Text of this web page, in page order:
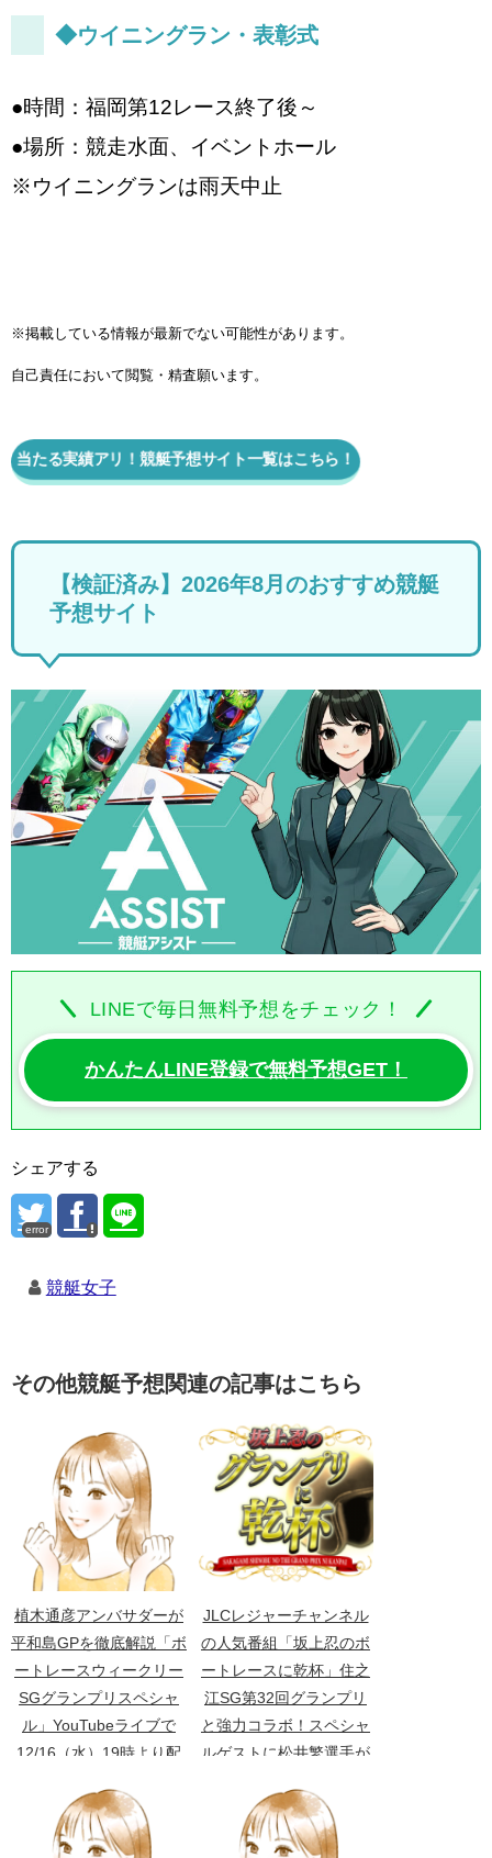
◆ウイニングラン・表彰式
●時間：福岡第12レース終了後～
●場所：競走水面、イベントホール
※ウイニングランは雨天中止
※掲載している情報が最新でない可能性があります。
自己責任において閲覧・精査願います。
当たる実績アリ！競艇予想サイト一覧はこちら！
【検証済み】2026年8月のおすすめ競艇
予想サイト
LINEで毎日無料予想をチェック！
かんたんLINE登録で無料予想GET！
シェアする
error
競艇女子
その他競艇予想関連の記事はこちら
植木通彦アンバサダーが
平和島GPを徹底解説「ボ
ートレースウィークリー
SGグランプリスペシャ
ル」YouTubeライブで
12/16（水）19時より配
JLCレジャーチャンネル
の人気番組「坂上忍のボ
ートレースに乾杯」住之
江SG第32回グランプリ
と強力コラボ！スペシャ
ルゲストに松井繁選手が